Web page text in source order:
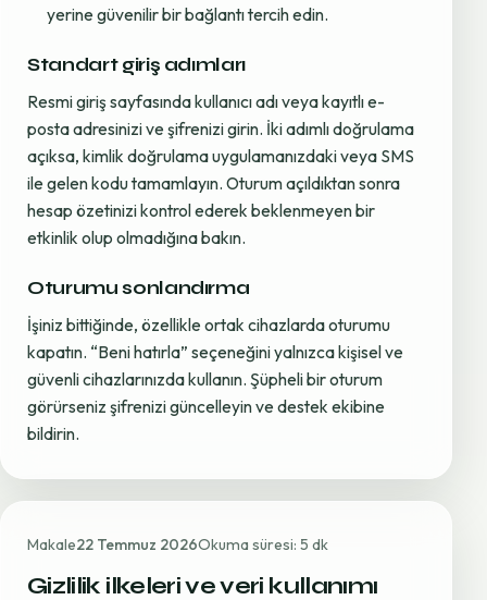
yerine güvenilir bir bağlantı tercih edin.
Standart giriş adımları
Resmi giriş sayfasında kullanıcı adı veya kayıtlı e-
posta adresinizi ve şifrenizi girin. İki adımlı doğrulama
açıksa, kimlik doğrulama uygulamanızdaki veya SMS
ile gelen kodu tamamlayın. Oturum açıldıktan sonra
hesap özetinizi kontrol ederek beklenmeyen bir
etkinlik olup olmadığına bakın.
Oturumu sonlandırma
İşiniz bittiğinde, özellikle ortak cihazlarda oturumu
kapatın. “Beni hatırla” seçeneğini yalnızca kişisel ve
güvenli cihazlarınızda kullanın. Şüpheli bir oturum
görürseniz şifrenizi güncelleyin ve destek ekibine
bildirin.
Makale22 Temmuz 2026Okuma süresi: 5 dk
Gizlilik ilkeleri ve veri kullanımı